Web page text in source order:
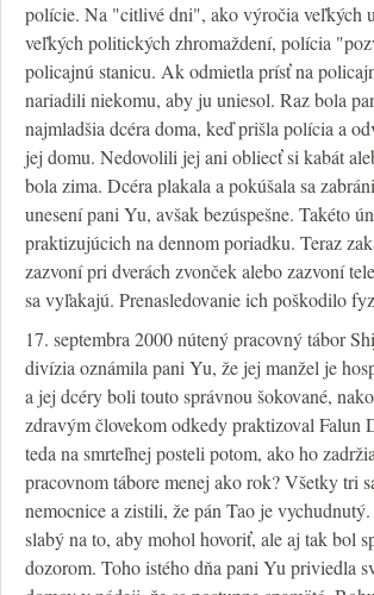
polície. Na "citlivé dni", ako výročia veľkých
veľkých politických zhromaždení, polícia
policajnú stanicu. Ak odmietla prísť na
nariadili niekomu, aby ju uniesol. Raz bola
najmladšia dcéra doma, keď prišla polícia a
jej domu. Nedovolili jej ani obliecť si kabát
bola zima. Dcéra plakala a pokúšala sa
unesení pani Yu, avšak bezúspešne. Takéto
praktizujúcich na dennom poriadku. Teraz
zazvoní pri dverách zvonček alebo zazvoní
sa vyľakajú. Prenasledovanie ich poškodilo
17. septembra 2000 nútený pracovný tábor
divízia oznámila pani Yu, že jej manžel je
a jej dcéry boli touto správnou šokované,
zdravým človekom odkedy praktizoval Falun
teda na smrteľnej posteli potom, ako ho
pracovnom tábore menej ako rok? Všetky tri
nemocnice a zistili, že pán Tao je
slabý na to, aby mohol hovoriť, ale aj tak bol
dozorom. Toho istého dňa pani Yu priviedla